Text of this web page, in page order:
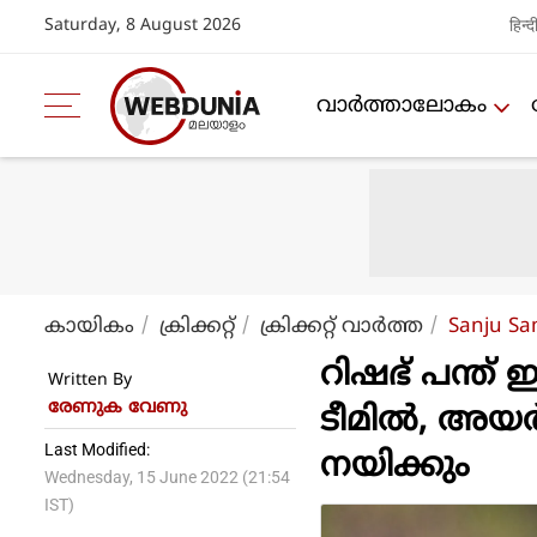
Saturday, 8 August 2026 हिन्दी
വാര്‍ത്താലോകം
കായികം ക്രിക്കറ്റ്‌ ക്രിക്കറ്റ്‌ വാര്‍ത്ത Sanju
Written By
രേണുക വേണു
Last Modified:
Wednesday, 15 June 2022 (21:54
IST)
റിഷഭ് പന്ത്
ടീമില്‍,
നയിക്കും